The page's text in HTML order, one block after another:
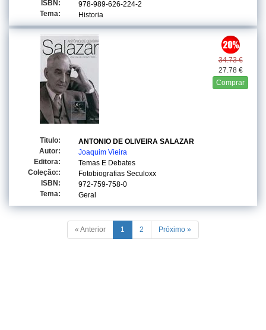
ISBN:
978-989-626-224-2
Tema:
Historia
34.73 €
27.78 €
Comprar
Titulo:
ANTONIO DE OLIVEIRA SALAZAR
Autor:
Joaquim Vieira
Editora:
Temas E Debates
Coleção::
Fotobiografias Seculoxx
ISBN:
972-759-758-0
Tema:
Geral
« Anterior 1 2 Próximo »